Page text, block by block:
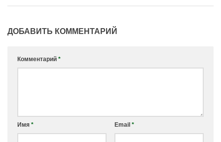
ДОБАВИТЬ КОММЕНТАРИЙ
Комментарий *
Имя * Email *